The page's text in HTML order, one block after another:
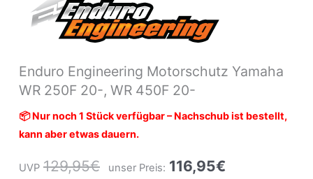
Enduro Engineering Motorschutz Yamaha
WR 250F 20-, WR 450F 20-
📦 Nur noch 1 Stück verfügbar – Nachschub ist bestellt,
kann aber etwas dauern.
UVP 129,95€ unser Preis: 116,95€